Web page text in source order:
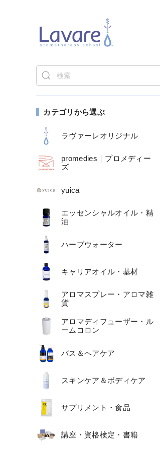
カテゴリから選ぶ
ラヴァーレオリジナル
promedies｜プロメディー
ズ
yuica
エッセンシャルオイル・精
油
ハーブウォーター
キャリアオイル・基材
アロマスプレー・アロマ雑
貨
アロマディフューザー・ル
ームコロン
バス＆ヘアケア
スキンケア＆ボディケア
サプリメント・食品
講座・資格検定・書籍